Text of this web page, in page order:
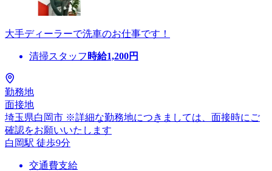
大手ディーラーで洗車のお仕事です！
清掃スタッフ 時給1,200円
勤務地
面接地
埼玉県白岡市 ※詳細な勤務地につきましては、面接時にご
確認をお願いいたします
白岡駅 徒歩9分
交通費支給